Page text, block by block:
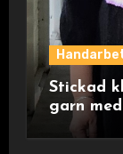
Stickad
garn